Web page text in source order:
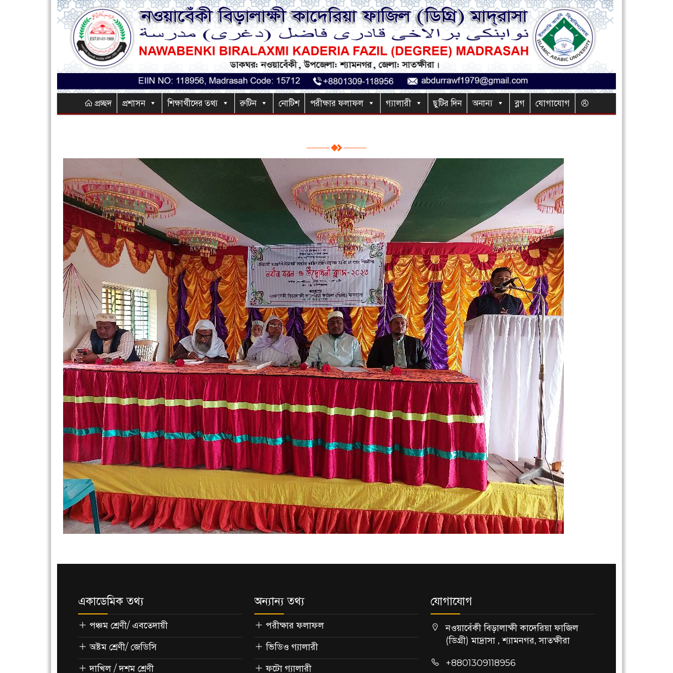
প্রচ্ছদ প্রশাসন শিক্ষার্থীদের তথ্য রুটিন নোটিশ পরীক্ষার ফলাফল গ্যালারী ছুটির দিন অনান্য ব্লগ যোগাযোগ
একাডেমিক তথ্য
পঞ্চম শ্রেণী/ এবতেদায়ী
অষ্টম শ্রেণী/ জেডিসি
দাখিল / দশম শ্রেণী
অন্যান্য তথ্য
পরীক্ষার ফলাফল
ভিডিও গ্যালারী
ফটো গ্যালারী
যোগাযোগ
নওয়াবেঁকী বিড়ালাক্ষী কাদেরিয়া ফাজিল
(ডিগ্রী) মাদ্রাসা , শ্যামনগর, সাতক্ষীরা
+8801309118956